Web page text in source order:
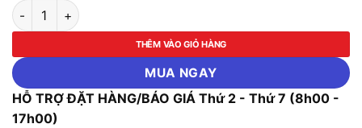
Thước cuộn POWERLOCK 3m Stanley STHT33203-8 số lượng
THÊM VÀO GIỎ HÀNG
MUA NGAY
HỖ TRỢ ĐẶT HÀNG/BÁO GIÁ Thứ 2 - Thứ 7 (8h00 -
17h00)